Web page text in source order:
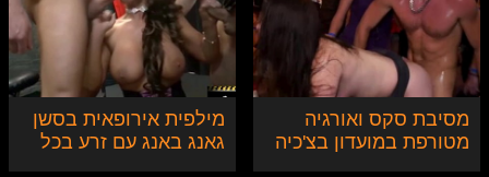
מסיבת סקס ואורגיה
מטורפת במועדון בצ'כיה
מילפית אירופאית בסשן
גאנג באנג עם זרע בכל